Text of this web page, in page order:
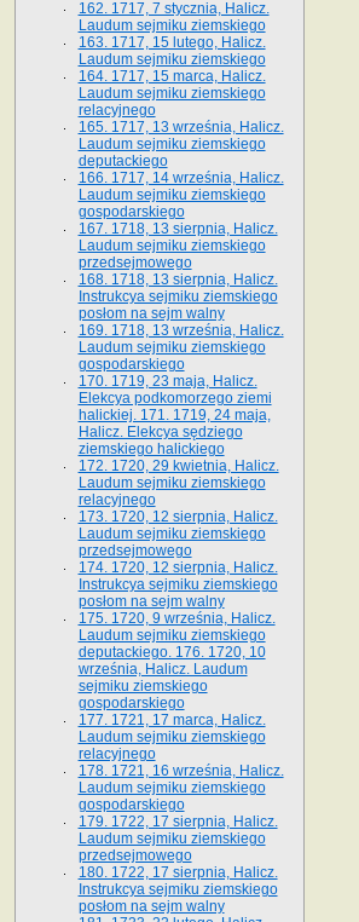
162. 1717, 7 stycznia, Halicz.
Laudum sejmiku ziemskiego
163. 1717, 15 lutego, Halicz.
Laudum sejmiku ziemskiego
164. 1717, 15 marca, Halicz.
Laudum sejmiku ziemskiego
relacyjnego
165. 1717, 13 września, Halicz.
Laudum sejmiku ziemskiego
deputackiego
166. 1717, 14 września, Halicz.
Laudum sejmiku ziemskiego
gospodarskiego
167. 1718, 13 sierpnia, Halicz.
Laudum sejmiku ziemskiego
przedsejmowego
168. 1718, 13 sierpnia, Halicz.
Instrukcya sejmiku ziemskiego
posłom na sejm walny
169. 1718, 13 września, Halicz.
Laudum sejmiku ziemskiego
gospodarskiego
170. 1719, 23 maja, Halicz.
Elekcya podkomorzego ziemi
halickiej. 171. 1719, 24 maja,
Halicz. Elekcya sędziego
ziemskiego halickiego
172. 1720, 29 kwietnia, Halicz.
Laudum sejmiku ziemskiego
relacyjnego
173. 1720, 12 sierpnia, Halicz.
Laudum sejmiku ziemskiego
przedsejmowego
174. 1720, 12 sierpnia, Halicz.
Instrukcya sejmiku ziemskiego
posłom na sejm walny
175. 1720, 9 września, Halicz.
Laudum sejmiku ziemskiego
deputackiego. 176. 1720, 10
września, Halicz. Laudum
sejmiku ziemskiego
gospodarskiego
177. 1721, 17 marca, Halicz.
Laudum sejmiku ziemskiego
relacyjnego
178. 1721, 16 września, Halicz.
Laudum sejmiku ziemskiego
gospodarskiego
179. 1722, 17 sierpnia, Halicz.
Laudum sejmiku ziemskiego
przedsejmowego
180. 1722, 17 sierpnia, Halicz.
Instrukcya sejmiku ziemskiego
posłom na sejm walny